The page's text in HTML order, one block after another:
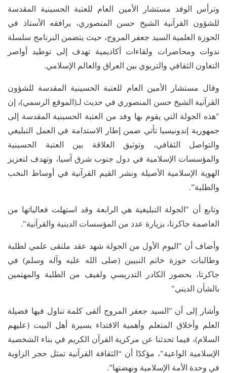
وترأس الوفد مستشار الأمين العام للعتبة الحسينية المقدسة
للشؤون القرآنية الشيخ حسن المنصوري، يرافقه الأستاذ في
الحوزة العلمية السيد جعفر المروج، حيث يتضمن البرنامج سلسلة
ندوات ومحاضرات ولقاءات أكاديمية تهدف إلى توطيد أواصر
التعاون الثقافي والتربوي بين العراق والعالم الإسلامي.
وقال مستشار الأمين العام للعتبة الحسينية المقدسة للشؤون
القرآنية الشيخ حسن المنصوري في حديث لـ(الموقع الرسمي)، إن
"هذه الجولة التي يقوم بها وفد من العتبة الحسينية المقدسة إلى
جمهورية إندونيسيا تأتي ضمن إطار الاستدامة في العمل التبليغي
والتواصل الثقافي، وتوثيق العلاقة بين العتبة الحسينية
والمؤسسات الإسلامية في دول جنوب شرق آسيا، وتهدف لتعزيز
الهوية الإسلامية الأصيلة ونشر القيم القرآنية في أوساط النخب
والطلبة”.
وتابع أن "الجولة التبليغية هي الرابعة وقد استهلت فعالياتها من
العاصمة جاكرتا، بزيارة عدد من المؤسسات الدينية والقرآنية".
وأضاف أن "اليوم الأول من الجولة شهد عقد ملتقى علمي لطلبة
وطالبات حوزة خاتم النبيين (صلى الله عليه وآله وسلم) في
جاكرتا، بحضور الكادر التدريسي ولفيف من الطلبة والمهتمين
بالشأن الديني"
وأشار إلى أن "السيد جعفر المروج ألقى كلمة تناول فيها فضيلة
العلم وأخلاق المتعلم وأهمية الاقتداء بسيرة أهل البيت (عليهم
السلام)، فيما تحدثنا عن مركزية القرآن الكريم في بناء الشخصية
الإسلامية الواعية"، مؤكدًا أن “الثقافة القرآنية تمثل حجر الزاوية
في وحدة الأمة الإسلامية ونهضتها”.